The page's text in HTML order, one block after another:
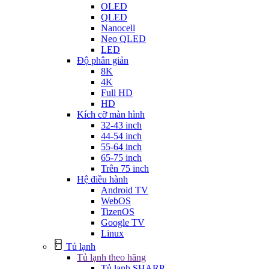
OLED
QLED
Nanocell
Neo QLED
LED
Độ phân giản
8K
4K
Full HD
HD
Kích cỡ màn hình
32-43 inch
44-54 inch
55-64 inch
65-75 inch
Trên 75 inch
Hệ điều hành
Android TV
WebOS
TizenOS
Google TV
Linux
Tủ lạnh
Tủ lạnh theo hãng